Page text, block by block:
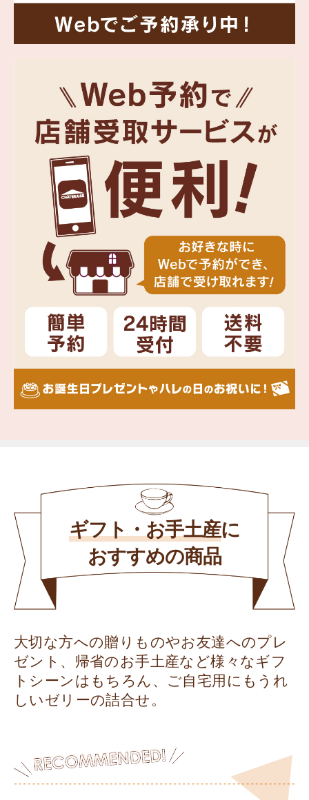
ギフト・お手土産に
おすすめの商品
大切な方への贈りものやお友達へのプレ
ゼント、帰省のお手土産など様々なギフ
トシーンはもちろん、ご自宅用にもうれ
しいゼリーの詰合せ。